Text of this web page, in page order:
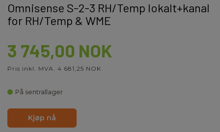
Omnisense S-2-3 RH/Temp lokalt+kanal
for RH/Temp & WME
3 745,00 NOK
Pris inkl. MVA. 4 681,25 NOK
På sentrallager
Kjøp nå